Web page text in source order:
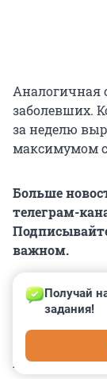
Аналогичная
заболевших.
за неделю
максимумом
Больше
телеграм-
важном.
Получай
задания!